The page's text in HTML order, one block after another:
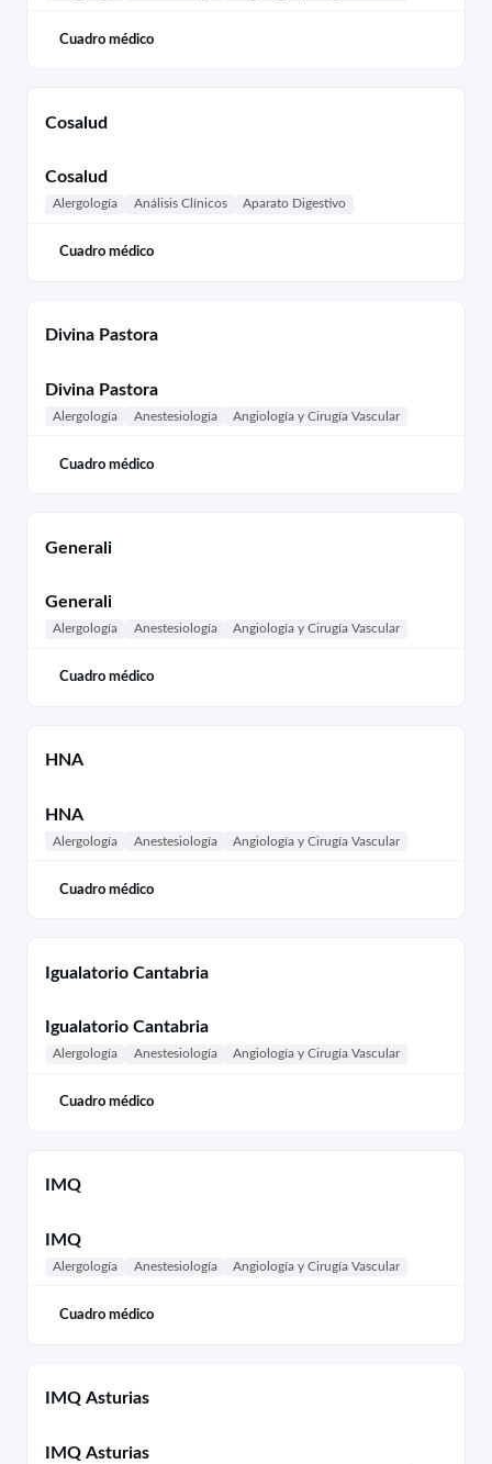
Cuadro médico
Cosalud
Cosalud
Alergología Análisis Clínicos Aparato Digestivo
Cuadro médico
Divina Pastora
Divina Pastora
Alergología Anestesiología Angiología y Cirugía Vascular
Cuadro médico
Generali
Generali
Alergología Anestesiología Angiología y Cirugía Vascular
Cuadro médico
HNA
HNA
Alergología Anestesiología Angiología y Cirugía Vascular
Cuadro médico
Igualatorio Cantabria
Igualatorio Cantabria
Alergología Anestesiología Angiología y Cirugía Vascular
Cuadro médico
IMQ
IMQ
Alergología Anestesiología Angiología y Cirugía Vascular
Cuadro médico
IMQ Asturias
IMQ Asturias